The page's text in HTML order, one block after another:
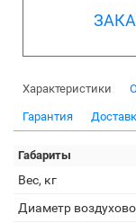
Характеристики
Гарантия
Габариты
Вес, кг
Диаметр